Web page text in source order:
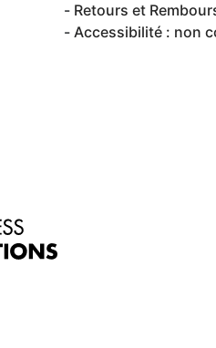
Retours et
Accessibilité : non